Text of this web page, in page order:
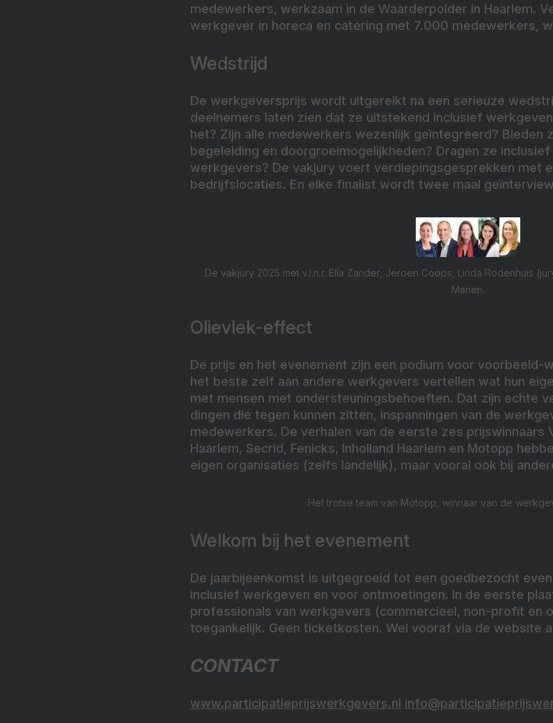
medewerkers, werkzaam in de Waarderpolder in Haarlem.
werkgever in horeca en catering met 7.000 medewerkers,
Wedstrijd
De werkgeversprijs wordt uitgereikt na een serieuze
deelnemers laten zien dat ze uitstekend inclusief
het? Zijn alle medewerkers wezenlijk geïntegreerd? Bieden
begeleiding en doorgroeimogelijkheden? Dragen ze
werkgevers? De vakjury voert verdiepingsgesprekken met
bedrijfslocaties. En elke finalist wordt twee maal
De vakjury 2025 met v.l.n.r. Ella Zander, Jeroen Coops, Linda Rodenhuis
Manen.
Olievlek-effect
De prijs en het evenement zijn een podium voor voorbeeld-
het beste zelf aan andere werkgevers vertellen wat hun
met mensen met ondersteuningsbehoeften. Dat zijn echte
dingen die tegen kunnen zitten, inspanningen van de
medewerkers. De verhalen van de eerste zes prijswinnaars
Haarlem, Secrid, Fenicks, Inholland Haarlem en Motopp
eigen organisaties (zelfs landelijk), maar vooral ook bij
Het trotse team van Motopp, winnaar van de
Welkom bij het evenement
De jaarbijeenkomst is uitgegroeid tot een goedbezocht
inclusief werkgeven en voor ontmoetingen. In de eerste
professionals van werkgevers (commercieel, non-profit en
toegankelijk. Geen ticketkosten. Wel vooraf via de website
CONTACT
www.participatieprijswerkgevers.nl